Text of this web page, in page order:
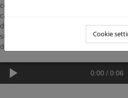
centímetros y se alimenta
captura con su lengua pegajosa y
descubre en las galerías que hace
su dieta con los piñones que saca de
de ciertas agallas.
0:00 / 0:06
Cookie